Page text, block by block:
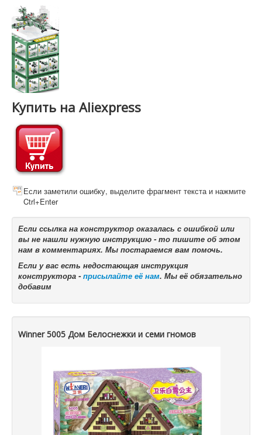
Купить на Aliexpress
Если заметили ошибку, выделите фрагмент текста и нажмите
Ctrl+Enter
Если ссылка на конструктор оказалась с ошибкой или
вы не нашли нужную инструкцию - то пишите об этом
нам в комментариях. Мы постараемся вам помочь.
Если у вас есть недостающая инструкция
конструктора -присылайте её нам. Мы её обязательно
добавим
Winner 5005 Дом Белоснежки и семи гномов